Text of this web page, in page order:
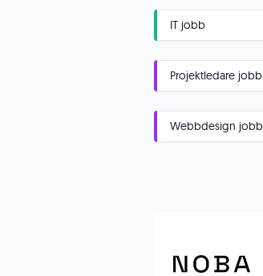
IT jobb
Projektledare jobb
Webbdesign jobb